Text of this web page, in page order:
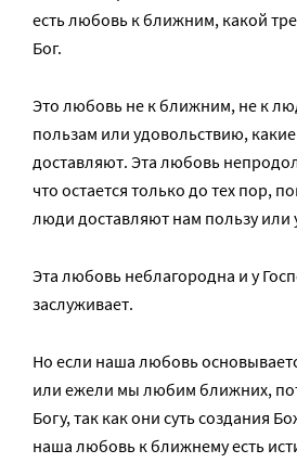
есть любовь к ближним, какой
Бог.
Это любовь не к ближним, не к
пользам или удовольствию,
доставляют. Эта любовь
что остается только до тех пор,
люди доставляют нам пользу или
Эта любовь неблагородна и у
заслуживает.
Но если наша любовь
или ежели мы любим ближних,
Богу, так как они суть создания
наша любовь к ближнему есть